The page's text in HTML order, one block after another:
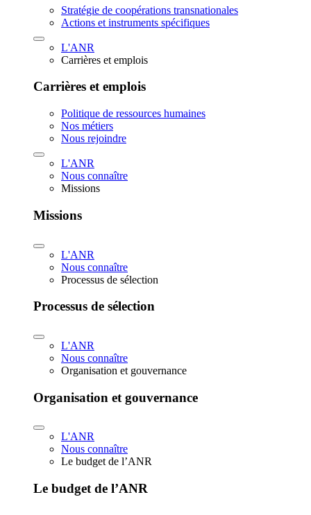
Stratégie de coopérations transnationales
Actions et instruments spécifiques
L'ANR
Carrières et emplois
Carrières et emplois
Politique de ressources humaines
Nos métiers
Nous rejoindre
L'ANR
Nous connaître
Missions
Missions
L'ANR
Nous connaître
Processus de sélection
Processus de sélection
L'ANR
Nous connaître
Organisation et gouvernance
Organisation et gouvernance
L'ANR
Nous connaître
Le budget de l’ANR
Le budget de l’ANR